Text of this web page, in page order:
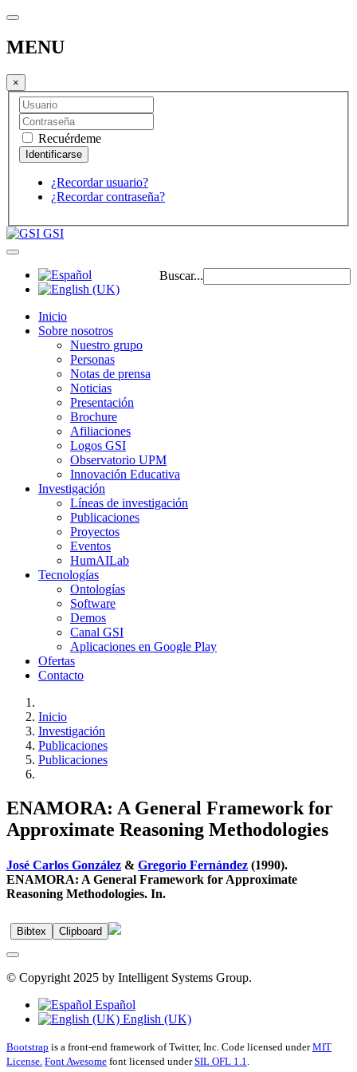
MENU
×
Recuérdeme
¿Recordar usuario?
¿Recordar contraseña?
GSI
Buscar...
Inicio
Sobre nosotros
Nuestro grupo
Personas
Notas de prensa
Noticias
Presentación
Brochure
Afiliaciones
Logos GSI
Observatorio UPM
Innovación Educativa
Investigación
Líneas de investigación
Publicaciones
Proyectos
Eventos
HumAILab
Tecnologías
Ontologías
Software
Demos
Canal GSI
Aplicaciones en Google Play
Ofertas
Contacto
Inicio
Investigación
Publicaciones
Publicaciones
ENAMORA: A General Framework for
Approximate Reasoning Methodologies
José Carlos González & Gregorio Fernández (1990).
ENAMORA: A General Framework for Approximate
Reasoning Methodologies. In.
Bibtex Clipboard
© Copyright 2025 by Intelligent Systems Group.
Español
English (UK)
Bootstrap is a front-end framework of Twitter, Inc. Code licensed underMIT
License. Font Awesome font licensed underSIL OFL 1.1